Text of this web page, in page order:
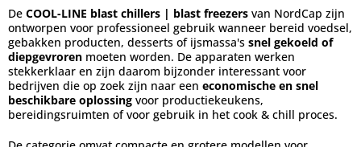
De COOL-LINE blast chillers | blast freezers van NordCap zijn
ontworpen voor professioneel gebruik wanneer bereid voedsel,
gebakken producten, desserts of ijsmassa's snel gekoeld of
diepgevroren moeten worden. De apparaten werken
stekkerklaar en zijn daarom bijzonder interessant voor
bedrijven die op zoek zijn naar een economische en snel
beschikbare oplossing voor productiekeukens,
bereidingsruimten of voor gebruik in het cook & chill proces.